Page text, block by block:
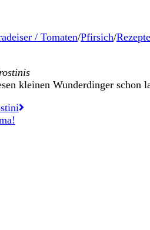
/ Tomaten/Pfirsich/Rezepte
kleinen Wunderdinger schon